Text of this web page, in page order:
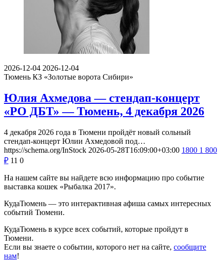
2026-12-04 2026-12-04
Тюмень КЗ «Золотые ворота Сибири»
Юлия Ахмедова — стендап-концерт
«РО ДБТ» — Тюмень, 4 декабря 2026
4 декабря 2026 года в Тюмени пройдёт новый сольный
стендап-концерт Юлии Ахмедовой под…
https://schema.org/InStock 2026-05-28T16:09:00+03:00 1800 1 800
₽ 11 0
На нашем сайте вы найдете всю информацию про событие
выставка кошек «Рыбалка 2017».
КудаТюмень — это интерактивная афиша самых интересных
событий Тюмени.
КудаТюмень в курсе всех событий, которые пройдут в
Тюмени.
Если вы знаете о событии, которого нет на сайте, сообщите
нам!